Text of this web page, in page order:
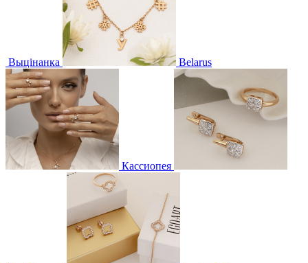
Выцінанка Belarus
Кассиопея